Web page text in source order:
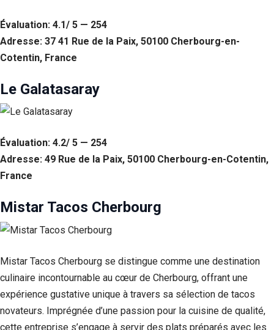
Évaluation: 4.1/ 5 — 254
Adresse: 37 41 Rue de la Paix, 50100 Cherbourg-en-
Cotentin, France
Le Galatasaray
Évaluation: 4.2/ 5 — 254
Adresse: 49 Rue de la Paix, 50100 Cherbourg-en-Cotentin,
France
Mistar Tacos Cherbourg
Mistar Tacos Cherbourg se distingue comme une destination
culinaire incontournable au cœur de Cherbourg, offrant une
expérience gustative unique à travers sa sélection de tacos
novateurs. Imprégnée d’une passion pour la cuisine de qualité,
cette entreprise s’engage à servir des plats préparés avec les